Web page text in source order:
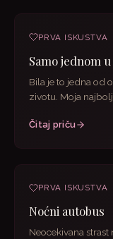
PRVA ISKUSTVA
Samo jednom
Bila je to jedna od
zivotu. Moja
Čitaj priču
PRVA ISKUSTVA
Noćni autobus
Neocekivana